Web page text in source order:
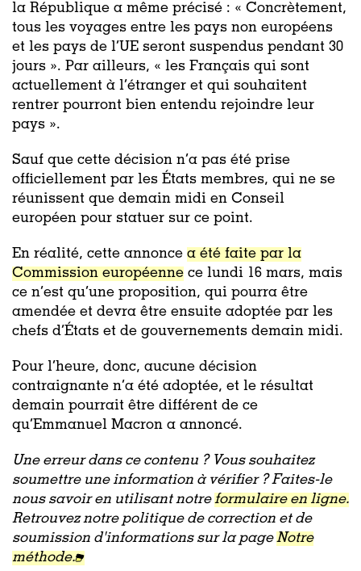
la République a même précisé : « Concrètement,
tous les voyages entre les pays non européens
et les pays de l’UE seront suspendus pendant 30
jours ». Par ailleurs, « les Français qui sont
actuellement à l’étranger et qui souhaitent
rentrer pourront bien entendu rejoindre leur
pays ».
Sauf que cette décision n’a pas été prise
officiellement par les États membres, qui ne se
réunissent que demain midi en Conseil
européen pour statuer sur ce point.
En réalité, cette annonce a été faite par la
Commission européenne ce lundi 16 mars, mais
ce n’est qu’une proposition, qui pourra être
amendée et devra être ensuite adoptée par les
chefs d’États et de gouvernements demain midi.
Pour l’heure, donc, aucune décision
contraignante n’a été adoptée, et le résultat
demain pourrait être différent de ce
qu’Emmanuel Macron a annoncé.
Une erreur dans ce contenu ? Vous souhaitez
soumettre une information à vérifier ? Faites-le
nous savoir en utilisant notreformulaire en ligne.
Retrouvez notre politique de correction et de
soumission d'informations sur la pageNotre
méthode.